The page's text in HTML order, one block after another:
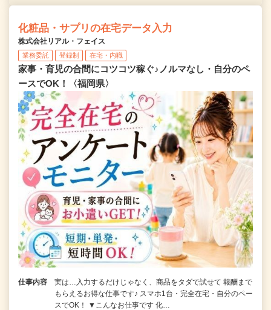
化粧品・サプリの在宅データ入力
株式会社リアル・フェイス
業務委託 登録制 在宅・内職
家事・育児の合間にコツコツ稼ぐ♪ノルマなし・自分のペ
ースでOK！〈福岡県〉
仕事内容
実は…入力するだけじゃなく、商品をタダで試せて 報酬まで
もらえるお得な仕事です♪ スマホ1台・完全在宅・自分のペー
スでOK！ ▼こんなお仕事です 化…